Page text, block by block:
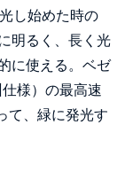
し始めた時の
明るく、長く光
に使える。ベゼ
様）の最高速
て、緑に発光す